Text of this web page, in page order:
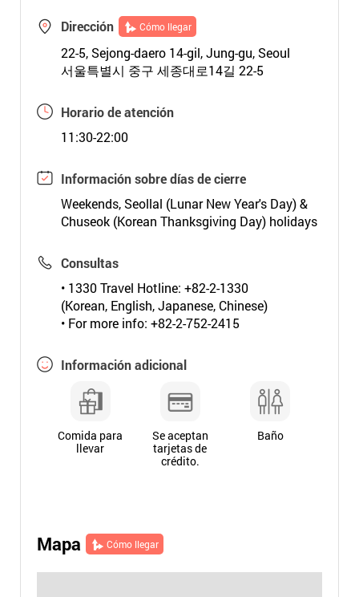
Dirección Cómo llegar
22-5, Sejong-daero 14-gil, Jung-gu, Seoul
서울특별시 중구 세종대로14길 22-5
Horario de atención
11:30-22:00
Información sobre días de cierre
Weekends, Seollal (Lunar New Year's Day) &
Chuseok (Korean Thanksgiving Day) holidays
Consultas
• 1330 Travel Hotline: +82-2-1330
(Korean, English, Japanese, Chinese)
• For more info: +82-2-752-2415
Información adicional
Comida para
llevar
Se aceptan
tarjetas de
crédito.
Baño
Mapa Cómo llegar